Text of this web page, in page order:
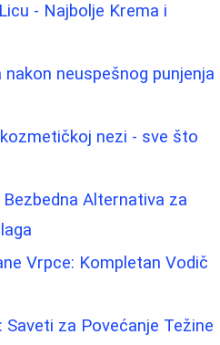
- Najbolje Krema i
neuspešnog punjenja
nezi - sve što
Alternativa za
Vrpce: Kompletan Vodič
za Povećanje Težine